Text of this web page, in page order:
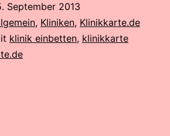
September 2013
, Kliniken, Klinikkarte.de
klinik einbetten, klinikkarte